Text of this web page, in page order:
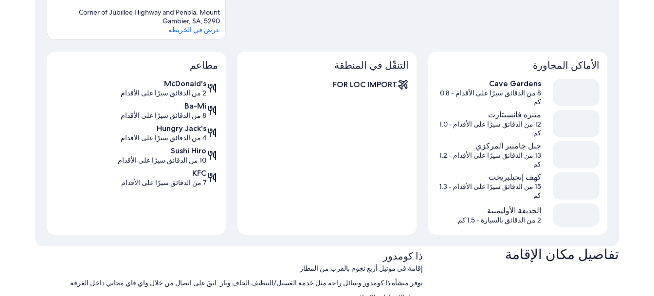
Corner of Jubillee Highway and Penola, Mount
Gambier, SA, 5290
عرض في الخريطة
الأماكن المجاورة
Cave Gardens
8 من الدقائق سيرًا على الأقدام
- 0.8
كم
متنزه فانسيتارت
12 من الدقائق سيرًا على الأقدام
- 1.0
كم
جبل جامبير المركزي
13 من الدقائق سيرًا على الأقدام
- 1.2
كم
كهف إنجيلبريخت
15 من الدقائق سيرًا على الأقدام
- 1.3
كم
الحديقة الأوليمبية
2 من الدقائق بالسيارة - 1.5 كم
التنقّل في المنطقة
FOR LOC IMPORT
مطاعم
McDonald's
2 من الدقائق سيرًا على الأقدام
Ba-Mi
8 من الدقائق سيرًا على الأقدام
Hungry Jack's
4 من الدقائق سيرًا على الأقدام
Sushi Hiro
10 من الدقائق سيرًا على الأقدام
KFC
7 من الدقائق سيرًا على الأقدام
تفاصيل مكان الإقامة ذا كومدور
إقامة في موتيل أربع نجوم بالقرب من المطار
توفر منشأة ذا كومدور وسائل راحة مثل خدمة الغسيل/التنظيف الجاف وبار. ابقَ على اتصال من خلال واي فاي مجاني داخل الغرفة.